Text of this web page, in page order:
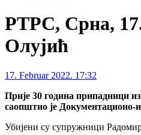
РТРС, Срна,
Олујић
17. Februar 2022. 17:32
Прије 30 година припадници
саопштио је
Убијени су супружници